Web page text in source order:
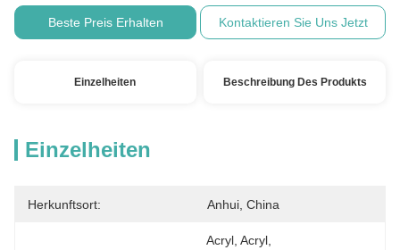
Beste Preis Erhalten Kontaktieren Sie Uns Jetzt
Einzelheiten Beschreibung Des Produkts
Einzelheiten
Herkunftsort: Anhui, China
Acryl, Acryl,